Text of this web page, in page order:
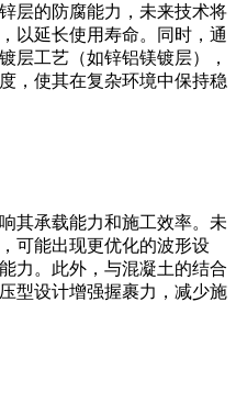
层的防腐能力，未来技术将
以延长使用寿命。同时，通
层工艺（如锌铝镁镀层），
，使其在复杂环境中保持稳
其承载能力和施工效率。未
可能出现更优化的波形设
力。此外，与混凝土的结合
型设计增强握裹力，减少施